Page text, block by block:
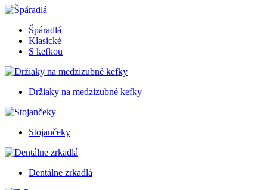
Špáradlá
Klasické
S kefkou
Držiaky na medzizubné kefky
Stojančeky
Dentálne zrkadlá